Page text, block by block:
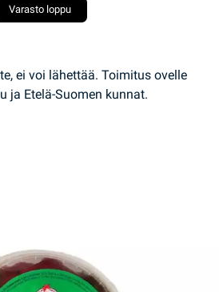
Varasto loppu
ei voi lähettää. Toimitus ovelle
ja Etelä-Suomen kunnat.